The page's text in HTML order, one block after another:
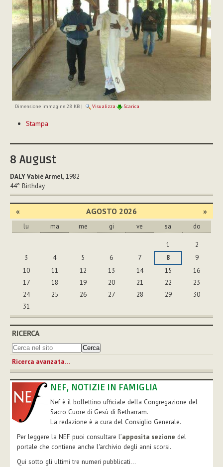
Dimensione immagine:28 KB| Visualizza Scarica
sul
Stampa
8 August
DALY Vabié Armel, 1982
44° Birthday
« AGOSTO 2026 »
lu ma me gi ve sa do
1
2
3
4 5 6 7 8
9
10
11 12 13 14 15
16
17
18 19 20 21 22
23
24
25 26 27 28 29
30
31
RICERCA
Ricerca avanzata…
NEF, NOTIZIE IN FAMIGLIA
Nef è il bollettino ufficiale della Congregazione del
Sacro Cuore di Gesù di Betharram.
La redazione è a cura del Consiglio Generale.
Per leggere la NEF puoi consultare l’apposita sezione del
portale che contiene anche l'archivio degli anni scorsi.
Qui sotto gli ultimi tre numeri pubblicati...